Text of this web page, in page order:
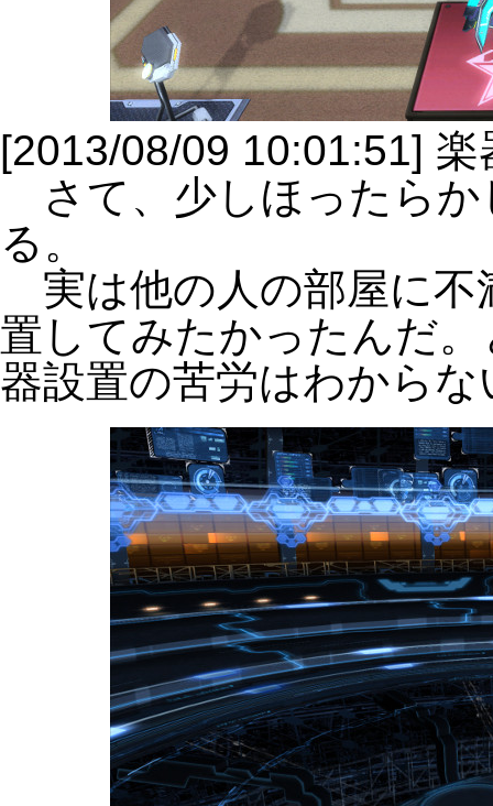
[2013/08/09 10:01:51] 楽
さて、少しほったらか
る。
実は他の人の部屋に不
置してみたかったんだ
器設置の苦労はわからな